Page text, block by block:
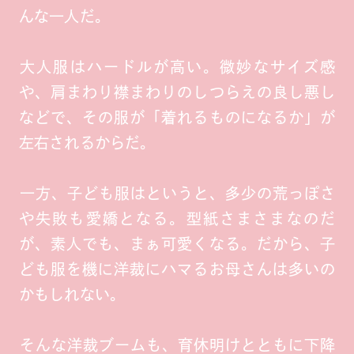
んな一人だ。
大人服はハードルが高い。微妙なサイズ感
や、肩まわり襟まわりのしつらえの良し悪し
などで、その服が「着れるものになるか」が
左右されるからだ。
一方、子ども服はというと、多少の荒っぽさ
や失敗も愛嬌となる。型紙さまさまなのだ
が、素人でも、まぁ可愛くなる。だから、子
ども服を機に洋裁にハマるお母さんは多いの
かもしれない。
そんな洋裁ブームも、育休明けとともに下降